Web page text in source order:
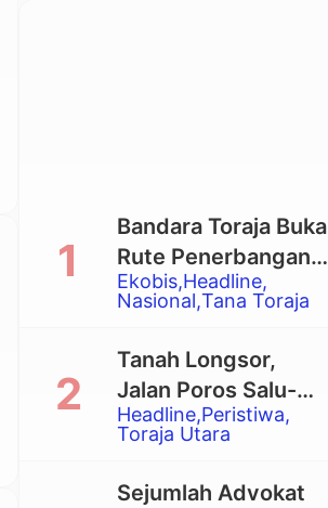
Ekobis Headline
Nasional Tana Toraja
Bandara Toraja Buka
Rute Penerbangan
Langsung Toraja-
Balikpapan
Headline Peristiwa
Toraja Utara
Tanah Longsor,
Jalan Poros Salu-
Dende’ Tertutup
Total
Sejumlah Advokat